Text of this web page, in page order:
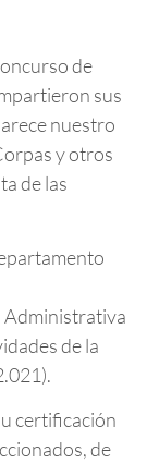
de
sus
nuestro
y otros
de las
Administrativa
de la
certificación
de